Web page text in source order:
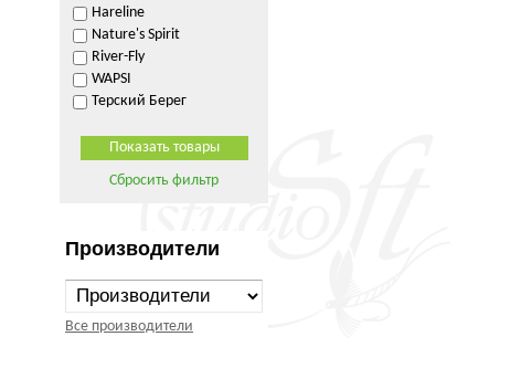
Hareline
Nature's Spirit
River-Fly
WAPSI
Терский Берег
Сбросить фильтр
Производители
Все производители